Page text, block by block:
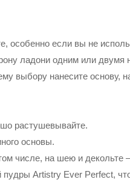
особенно если вы не
ладони одним или двумя
выбору нанесите основу,
растушевывайте.
основы.
числе, на шею и декольте
Artistry Ever Perfect,